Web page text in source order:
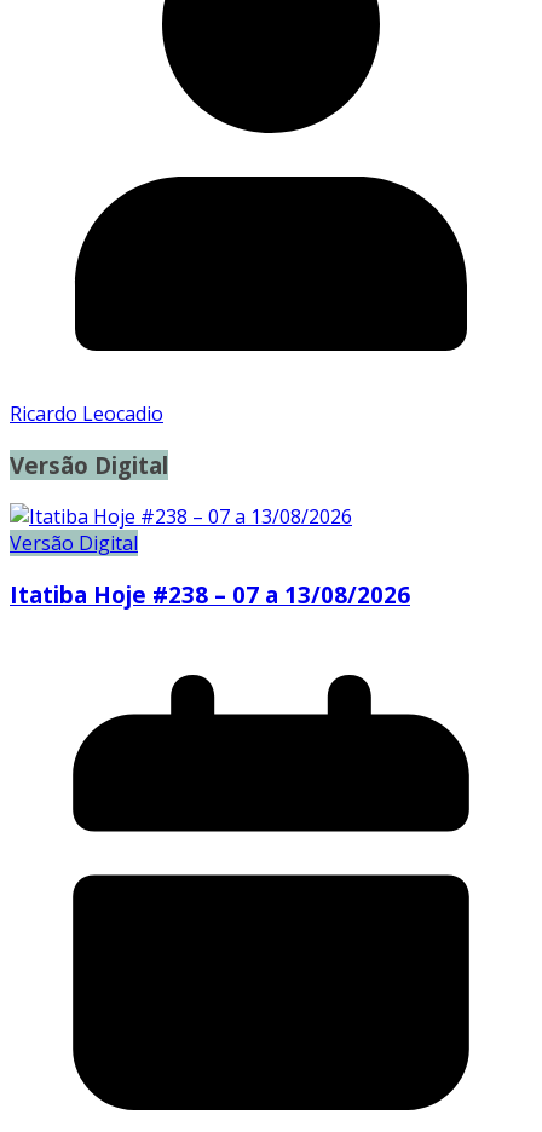
Ricardo Leocadio
Versão Digital
Versão Digital
Itatiba Hoje #238 – 07 a 13/08/2026